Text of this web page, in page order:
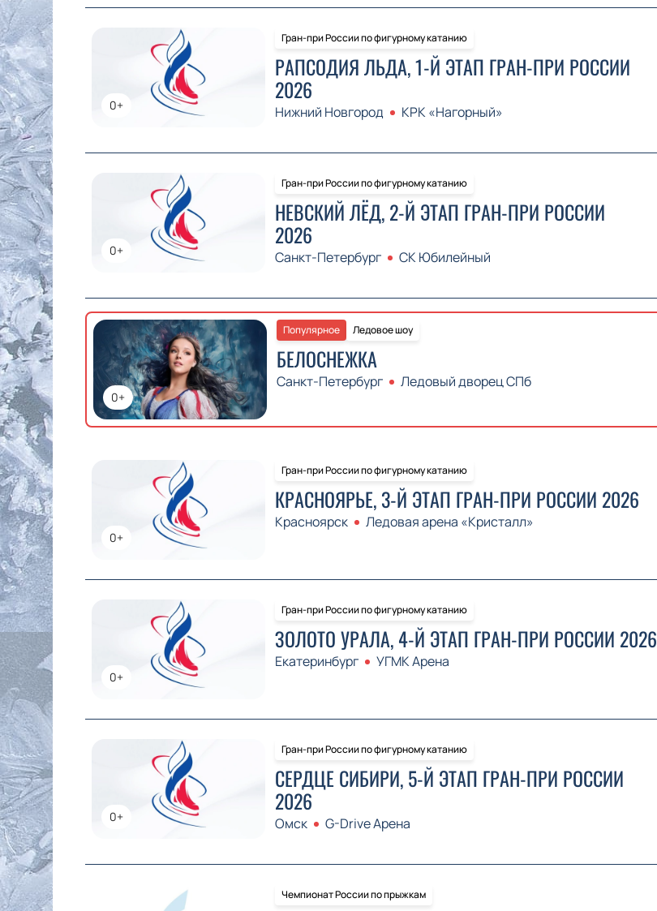
0+
Гран-при России по фигурному катанию
РАПСОДИЯ ЛЬДА, 1-Й ЭТАП ГРАН-ПРИ РОССИИ
2026
Нижний Новгород КРК «Нагорный»
0+
Гран-при России по фигурному катанию
НЕВСКИЙ ЛЁД, 2-Й ЭТАП ГРАН-ПРИ РОССИИ
2026
Санкт-Петербург СК Юбилейный
0+
Ледовое шоу
Популярное
БЕЛОСНЕЖКА
Санкт-Петербург Ледовый дворец СПб
0+
Гран-при России по фигурному катанию
КРАСНОЯРЬЕ, 3-Й ЭТАП ГРАН-ПРИ РОССИИ 2026
Красноярск Ледовая арена «Кристалл»
0+
Гран-при России по фигурному катанию
ЗОЛОТО УРАЛА, 4-Й ЭТАП ГРАН-ПРИ РОССИИ 2026
Екатеринбург УГМК Арена
0+
Гран-при России по фигурному катанию
СЕРДЦЕ СИБИРИ, 5-Й ЭТАП ГРАН-ПРИ РОССИИ
2026
Омск G-Drive Арена
Чемпионат России по прыжкам